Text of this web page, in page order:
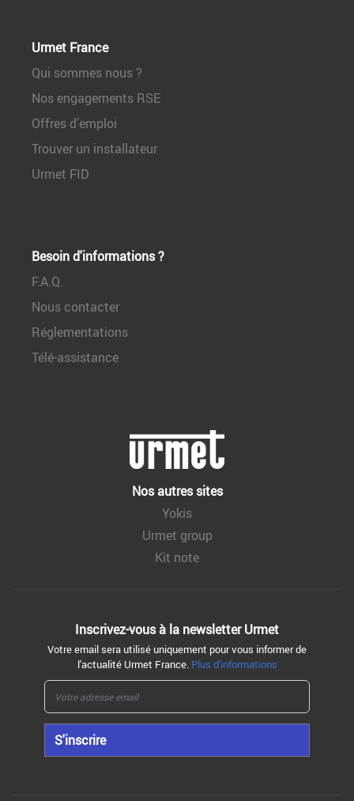
Urmet France
Qui sommes nous ?
Nos engagements RSE
Offres d’emploi
Trouver un installateur
Urmet FID
Besoin d'informations ?
F.A.Q.
Nous contacter
Réglementations
Télé-assistance
Nos autres sites
Yokis
Urmet group
Kit note
Inscrivez-vous à la newsletter Urmet
Votre email sera utilisé uniquement pour vous informer de
l'actualité Urmet France. Plus d'informations
S'inscrire